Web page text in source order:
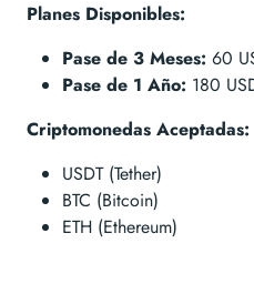
Planes Disponibles:
Pase de 3 Meses: 60
Pase de 1 Año: 180
Criptomonedas Aceptadas:
USDT (Tether)
BTC (Bitcoin)
ETH (Ethereum)